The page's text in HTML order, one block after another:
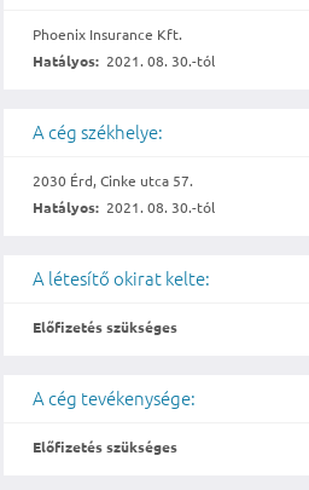
Phoenix Insurance Kft.
Hatályos: 2021. 08. 30.-tól
A cég székhelye:
2030 Érd, Cinke utca 57.
Hatályos: 2021. 08. 30.-tól
A létesítő okirat kelte:
Előfizetés szükséges
A cég tevékenysége:
Előfizetés szükséges